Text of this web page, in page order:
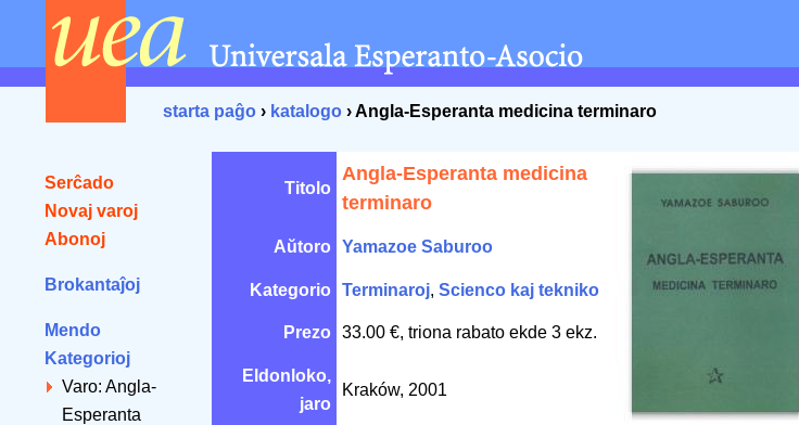
starta paĝo › katalogo › Angla-Esperanta medicina terminaro
Serĉado
Novaj varoj
Abonoj
Brokantaĵoj
Mendo
Kategorioj
Varo: Angla-
Esperanta
Titolo
Angla-Esperanta medicina
terminaro
Aŭtoro Yamazoe Saburoo
Kategorio Terminaroj, Scienco kaj tekniko
Prezo 33.00 €, triona rabato ekde 3 ekz.
Eldonloko,
jaro
Kraków, 2001